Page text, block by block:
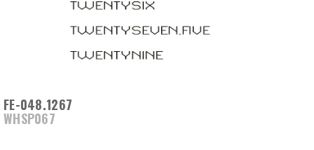
FE-048.1267
WHSP067